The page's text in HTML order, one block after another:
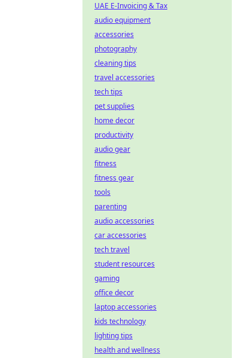
UAE E-Invoicing & Tax
audio equipment
accessories
photography
cleaning tips
travel accessories
tech tips
pet supplies
home decor
productivity
audio gear
fitness
fitness gear
tools
parenting
audio accessories
car accessories
tech travel
student resources
gaming
office decor
laptop accessories
kids technology
lighting tips
health and wellness